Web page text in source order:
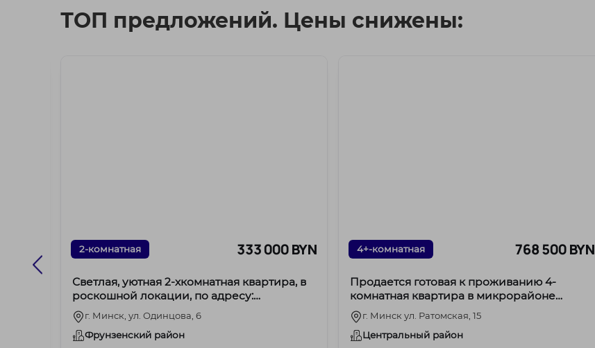
ТОП предложений. Цены снижены:
2-комнатная 333 000 BYN
Светлая, уютная 2-хкомнатная квартира, в
роскошной локации, по адресу:
ул.Одинцова,6.
г. Минск, ул. Одинцова, 6
Фрунзенский район
4+-комнатная 768 500 BYN
Продается готовая к проживанию 4-
комнатная квартира в микрорайоне
Лебяжий, ул. Ратомская, 15
г. Минск ул. Ратомская, 15
Центральный район